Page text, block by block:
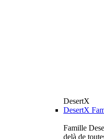
DesertX
DesertX
Famille
delà de